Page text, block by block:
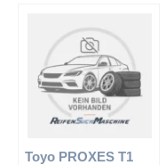
Toyo PROXES T1